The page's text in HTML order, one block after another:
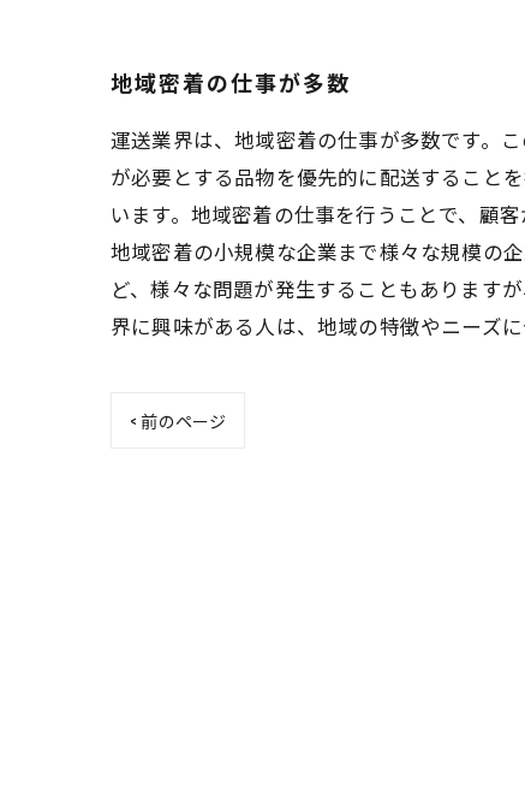
地域密着の仕事が多数
運送業界は、地域密着の仕事が多数です。
が必要とする品物を優先的に配送すること
います。地域密着の仕事を行うことで、顧
地域密着の小規模な企業まで様々な規模の
ど、様々な問題が発生することもあります
界に興味がある人は、地域の特徴やニーズ
< 前のページ